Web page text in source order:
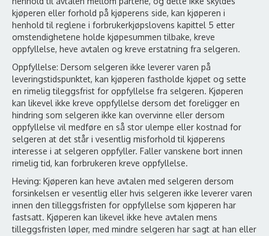
kjøperen eller forhold på kjøperens side, kan kjøperen i
henhold til reglene i forbrukerkjøpslovens kapittel 5 etter
omstendighetene holde kjøpesummen tilbake, kreve
oppfyllelse, heve avtalen og kreve erstatning fra selgeren.
Oppfyllelse: Dersom selgeren ikke leverer varen på
leveringstidspunktet, kan kjøperen fastholde kjøpet og sette
en rimelig tileggsfrist for oppfyllelse fra selgeren. Kjøperen
kan likevel ikke kreve oppfyllelse dersom det foreligger en
hindring som selgeren ikke kan overvinne eller dersom
oppfyllelse vil medføre en så stor ulempe eller kostnad for
selgeren at det står i vesentlig misforhold til kjøperens
interesse i at selgeren oppfyller. Faller vanskene bort innen
rimelig tid, kan forbrukeren kreve oppfyllelse.
Heving: Kjøperen kan heve avtalen med selgeren dersom
forsinkelsen er vesentlig eller hvis selgeren ikke leverer varen
innen den tilleggsfristen for oppfyllelse som kjøperen har
fastsatt. Kjøperen kan likevel ikke heve avtalen mens
tilleggsfristen løper, med mindre selgeren har sagt at han eller